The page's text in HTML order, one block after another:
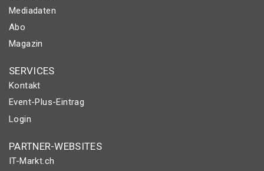
Mediadaten
Abo
Magazin
SERVICES
Kontakt
Event-Plus-Eintrag
Login
PARTNER-WEBSITES
IT-Markt.ch